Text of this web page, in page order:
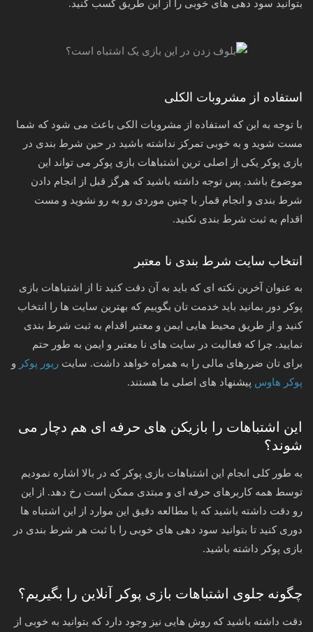
بتوانید سود دهی های خوبی را از این طریق کسب کنید.
استفاده از مشروبات الکلی
با توجه به این که استفاده از مشروبات الکی باعث می شود که شما
مست شوید و به خوبی تمرکز نداشته باشید در حین شرط بندی در
بازی پوکر یکی از اصلی ترین اشتباهات بازی پوکر می تواند این
موضوع باشد. پس توجه داشته باشید که هرگز قبل از انجام دادن
شرط بندی و انجام قمار با چنین موردی رو به رو نشوید و مست
اقدام به ثبت شرط بندی نکنید.
انتخاب سایت شرط بندی نا معتبر
به عنوان آخرین نکته ای که باید به آن دقت کنید تا از اشتباهات بازی
پوکر دور بمانید باید خدمت تان بگوییم که بهترین سایت ها را انتخاب
کنید و از طریق محیط هایی ایمن و معتبر اقدام به ثبت شرط بندی
نمایید. چرا که فعالیت در سایت های نا معتبر و ایمن به طور حتم
برای تان ضررهای مالی را به همراه خواهد داشت. سایت ریور پوکر و
پوکر هاوس پیشنهاد های اصلی ما هستند.
این اشتباهات را بازیکن های حرفه ای هم دچار می
شوند؟
به طور کلی انجام این اشتباهات بازی پوکر که در بالا اشاره نمودیم
توسط همه کاربرهای حرفه ای و مبتدی ممکن است رخ دهد. از این
رو دقت داشته باشید که با مطالعه دقیق این موارد از این اشتباه ها
دوری کنید تا بتوانید سود دهی های خوبی را با ثبت هر شرط بندی در
بازی پوکر داشته باشید.
چگونه جلوی اشتباهات بازی پوکر آنلاین را بگیریم؟
دقت داشته باشید که روش هایی نیز وجود دارد که بتوانید به خوبی از